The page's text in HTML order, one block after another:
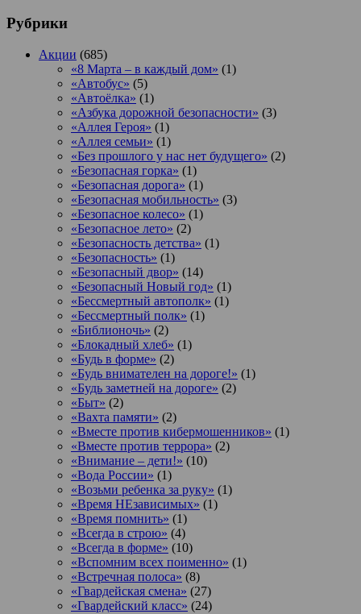
Рубрики
Акции (685)
«8 Марта – в каждый дом» (1)
«Автобус» (5)
«Автоёлка» (1)
«Азбука дорожной безопасности» (3)
«Аллея Героя» (1)
«Аллея семьи» (1)
«Без прошлого у нас нет будущего» (2)
«Безопасная горка» (1)
«Безопасная дорога» (1)
«Безопасная мобильность» (3)
«Безопасное колесо» (1)
«Безопасное лето» (2)
«Безопасность детства» (1)
«Безопасность» (1)
«Безопасный двор» (14)
«Безопасный Новый год» (1)
«Бессмертный автополк» (1)
«Бессмертный полк» (1)
«Библионочь» (2)
«Блокадный хлеб» (1)
«Будь в форме» (2)
«Будь внимателен на дороге!» (1)
«Будь заметней на дороге» (2)
«Быт» (2)
«Вахта памяти» (2)
«Вместе против кибермошенников» (1)
«Вместе против террора» (2)
«Внимание – дети!» (10)
«Вода России» (1)
«Возьми ребенка за руку» (1)
«Время НЕзависимых» (1)
«Время помнить» (1)
«Всегда в строю» (4)
«Всегда в форме» (10)
«Вспомним всех поименно» (1)
«Встречная полоса» (8)
«Гвардейская смена» (27)
«Гвардейский класс» (24)